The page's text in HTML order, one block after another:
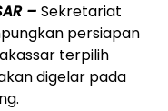
– Sekretariat
persiapan
terpilih
digelar pada